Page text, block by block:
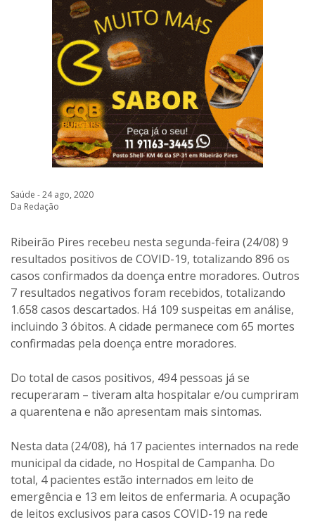
Saúde - 24 ago, 2020
Da Redação
Ribeirão Pires recebeu nesta segunda-feira (24/08) 9
resultados positivos de COVID-19, totalizando 896 os
casos confirmados da doença entre moradores. Outros
7 resultados negativos foram recebidos, totalizando
1.658 casos descartados. Há 109 suspeitas em análise,
incluindo 3 óbitos. A cidade permanece com 65 mortes
confirmadas pela doença entre moradores.
Do total de casos positivos, 494 pessoas já se
recuperaram – tiveram alta hospitalar e/ou cumpriram
a quarentena e não apresentam mais sintomas.
Nesta data (24/08), há 17 pacientes internados na rede
municipal da cidade, no Hospital de Campanha. Do
total, 4 pacientes estão internados em leito de
emergência e 13 em leitos de enfermaria. A ocupação
de leitos exclusivos para casos COVID-19 na rede